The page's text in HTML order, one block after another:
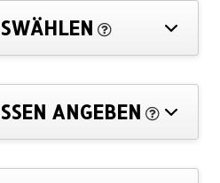
ANGEBEN